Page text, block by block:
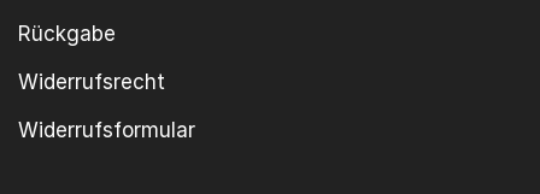
Rückgabe
Widerrufsrecht
Widerrufsformular